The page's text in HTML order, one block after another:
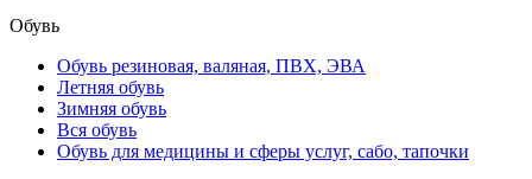
Обувь
Обувь резиновая, валяная, ПВХ, ЭВА
Летняя обувь
Зимняя обувь
Вся обувь
Обувь для медицины и сферы услуг, сабо, тапочки